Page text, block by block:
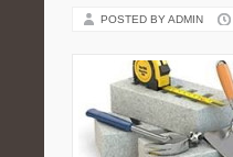
POSTED BY ADMIN